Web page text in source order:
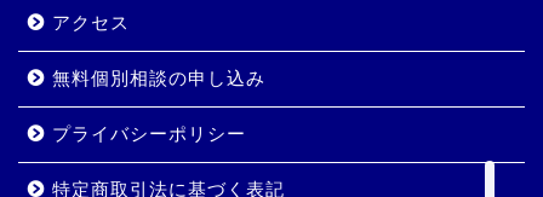
アクセス
無料個別相談の申し込み
プライバシーポリシー
特定商取引法に基づく表記
岩手県公立高校入試志望校
判定システム｜アンビシャ